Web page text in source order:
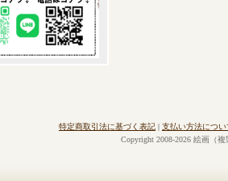
特定商取引法に基づく表記 | 支払い方法につい
Copyright 2008-2026 絵画（